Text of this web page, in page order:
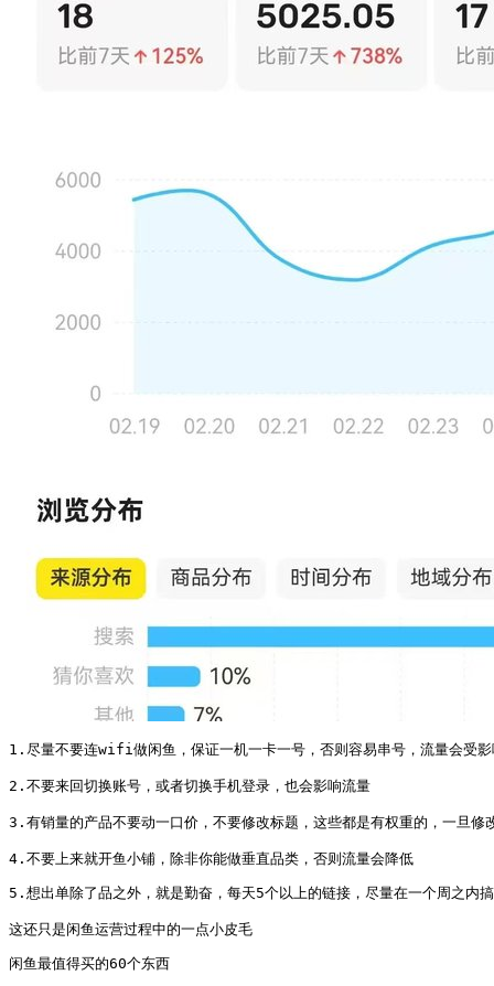
1.尽量不要连wifi做闲鱼，保证一机一卡一号，否则容易串号，流量会
2.不要来回切换账号，或者切换手机登录，也会影响流量
3.有销量的产品不要动一口价，不要修改标题，这些都是有权重的，一旦
4.不要上来就开鱼小铺，除非你能做垂直品类，否则流量会降低
5.想出单除了品之外，就是勤奋，每天5个以上的链接，尽量在一个周之内
这还只是闲鱼运营过程中的一点小皮毛
闲鱼最值得买的60个东西